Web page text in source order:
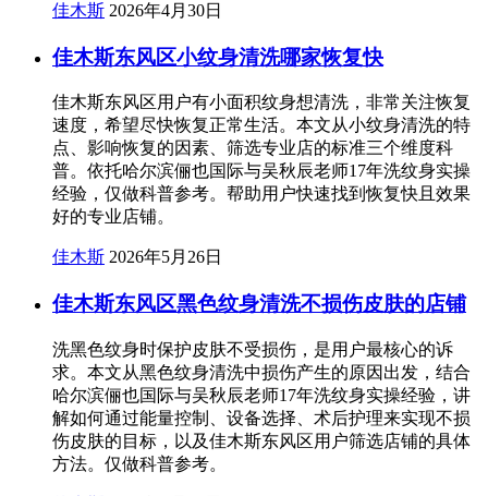
佳木斯 2026年4月30日
佳木斯东风区小纹身清洗哪家恢复快
佳木斯东风区用户有小面积纹身想清洗，非常关注恢复
速度，希望尽快恢复正常生活。本文从小纹身清洗的特
点、影响恢复的因素、筛选专业店的标准三个维度科
普。依托哈尔滨俪也国际与吴秋辰老师17年洗纹身实操
经验，仅做科普参考。帮助用户快速找到恢复快且效果
好的专业店铺。
佳木斯 2026年5月26日
佳木斯东风区黑色纹身清洗不损伤皮肤的店铺
洗黑色纹身时保护皮肤不受损伤，是用户最核心的诉
求。本文从黑色纹身清洗中损伤产生的原因出发，结合
哈尔滨俪也国际与吴秋辰老师17年洗纹身实操经验，讲
解如何通过能量控制、设备选择、术后护理来实现不损
伤皮肤的目标，以及佳木斯东风区用户筛选店铺的具体
方法。仅做科普参考。